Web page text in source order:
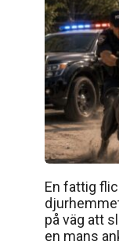
En fattig
på väg att
en mans